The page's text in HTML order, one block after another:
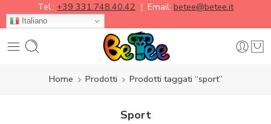
Tel.: +39 331.748.40.42 | Email: betee@betee.it
Italiano
Home Prodotti Prodotti taggati “sport”
Sport